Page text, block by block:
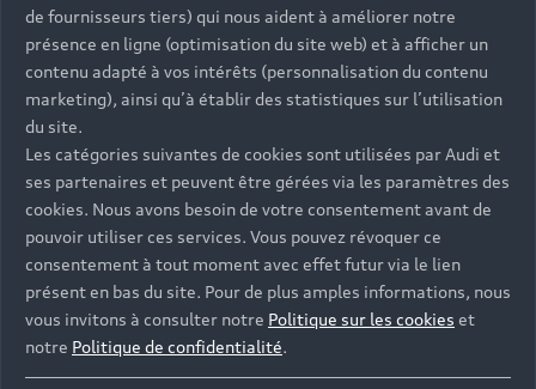
de fournisseurs tiers) qui nous aident à améliorer notre
présence en ligne (optimisation du site web) et à afficher un
contenu adapté à vos intérêts (personnalisation du contenu
marketing), ainsi qu’à établir des statistiques sur l’utilisation
du site.
Les catégories suivantes de cookies sont utilisées par Audi et
ses partenaires et peuvent être gérées via les paramètres des
cookies. Nous avons besoin de votre consentement avant de
pouvoir utiliser ces services. Vous pouvez révoquer ce
consentement à tout moment avec effet futur via le lien
présent en bas du site. Pour de plus amples informations, nous
vous invitons à consulter notre Politique sur les cookies et
notre Politique de confidentialité.